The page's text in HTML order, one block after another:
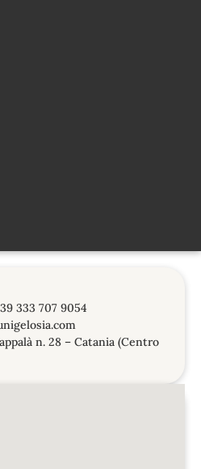
333 707 9054
n. 28 – Catania (Centro